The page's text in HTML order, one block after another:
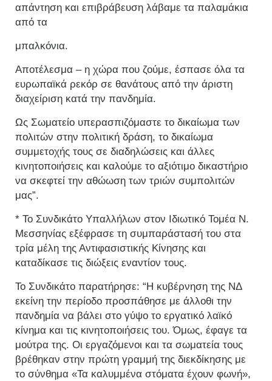
απάντηση και επιβράβευση λάβαμε τα παλαμάκια
από τα
μπαλκόνια.
Αποτέλεσμα – η χώρα που ζούμε, έσπασε όλα τα
ευρωπαϊκά ρεκόρ σε θανάτους από την άριστη
διαχείριση κατά την πανδημία.
Ως Σωματείο υπερασπιζόμαστε το δικαίωμα των
πολιτών στην πολιτική δράση, το δικαίωμα
συμμετοχής τους σε διαδηλώσεις και άλλες
κινητοποιήσεις και καλούμε το αξιότιμο δικαστήριο
να σκεφτεί την αθώωση των τριών συμπολιτών
μας”.
* Το Συνδικάτο Υπαλλήλων στον Ιδιωτικό Τομέα Ν.
Μεσσηνίας εξέφρασε τη συμπαράστασή του στα
τρία μέλη της Αντιφασιστικής Κίνησης και
καταδίκασε τις διώξεις εναντίον τους.
Το Συνδικάτο παρατήρησε: “Η κυβέρνηση της ΝΔ
εκείνη την περίοδο προσπάθησε με άλλοθι την
πανδημία να βάλει στο γύψο το εργατικό λαϊκό
κίνημα και τις κινητοποιήσεις του. Όμως, έφαγε τα
μούτρα της. Οι εργαζόμενοι και τα σωματεία τους
βρέθηκαν στην πρώτη γραμμή της διεκδίκησης με
το σύνθημα «Τα καλυμμένα στόματα έχουν φωνή»,